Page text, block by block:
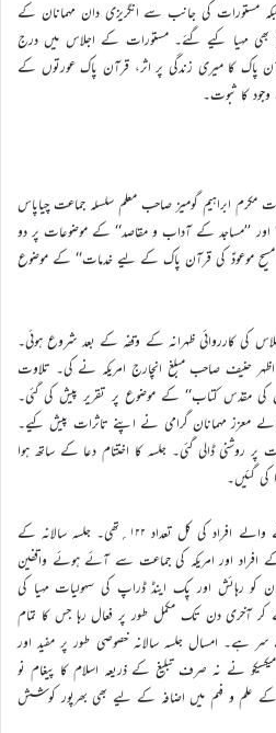
مستورات کی جانب سے انگریزی دان مہمانان کے
لیے تقاریر کے انگریزی print-outs بھی مہیا کیے گئے۔ مستورات کے اجلاس میں درج
پاک کا میری زندگی پر اثر، قرآن پاک عورتوں کے
وجود کا ثبوت۔
ابراہیم گومیز صاحب معلم سلسلہ جماعت چیاپاس
اور ’’مساجد کے آداب و مقاصد‘‘ کے موضوعات پر دو
مسیح موعودؑ کی قرآن پاک کے لیے خدمات‘‘ کے موضوع
کی کارروائی ظہرانہ کے وقفہ کے بعد شروع ہوئی۔
حنیف صاحب مبلغ انچارج امریکہ نے کی۔ تلاوت
کی مقدّس کتاب‘‘ کے موضوع پر تقریر پیش کی گئی۔
معزز مہمانان گرامی نے اپنے تاثرات پیش کیے۔
فرسٹ کی ۳۰؍سالہ خدمات پر روشنی ڈالی گئی۔ جلسہ کا اختتام دعا کے ساتھ ہوا
گئیں۔
اس سال جلسہ سالانہ میں شامل ہونے والے افراد کی کل تعداد ۱۲۲؍تھی۔ جلسہ سالانہ کے
کے افراد اور امریکہ کی جماعت سے آئے ہوئے واقفین
کو رہائش اور پِک اینڈ ڈراپ کی سہولیات مہیا کی
کر آخری دن تک مکمل طور پر فعال رہا جس کا تمام
ہے۔ امسال جلسہ سالانہ خصوصی طور پر مفید اور
نے نہ صرف تبلیغ کے ذریعہ اسلام کا پیغام نو
کے علم و فہم میں اضافہ کے لیے بھی بھرپور کوشش